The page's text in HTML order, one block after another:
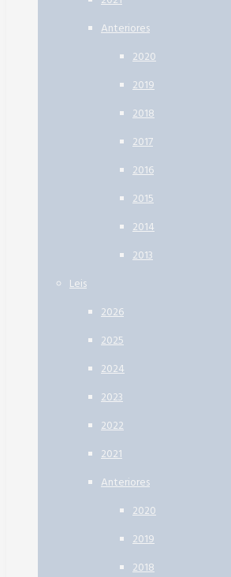
Anteriores
2020
2019
2018
2017
2016
2015
2014
2013
Leis
2026
2025
2024
2023
2022
2021
Anteriores
2020
2019
2018